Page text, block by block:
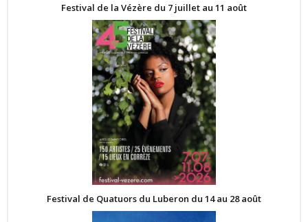
Festival de la Vézère du 7 juillet au 11 août
Festival de Quatuors du Luberon du 14 au 28 août